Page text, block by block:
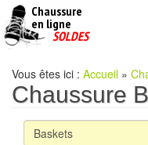
Chaussure
en ligne
pas
SOLDES
Vous êtes ici : Accueil »
Chaussure